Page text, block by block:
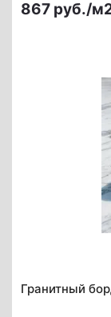
867 руб./
Гранитный